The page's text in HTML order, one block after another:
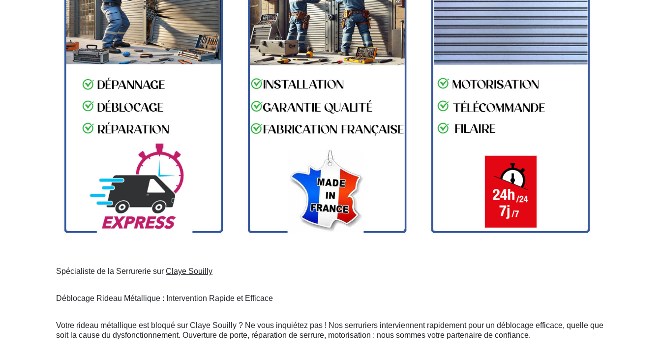
Spécialiste de la Serrurerie sur Claye Souilly
Déblocage Rideau Métallique : Intervention Rapide et Efficace
Votre rideau métallique est bloqué sur Claye Souilly ? Ne vous inquiétez pas ! Nos serruriers interviennent rapidement pour un déblocage efficace, quelle que
soit la cause du dysfonctionnement. Ouverture de porte, réparation de serrure, motorisation : nous sommes votre partenaire de confiance.